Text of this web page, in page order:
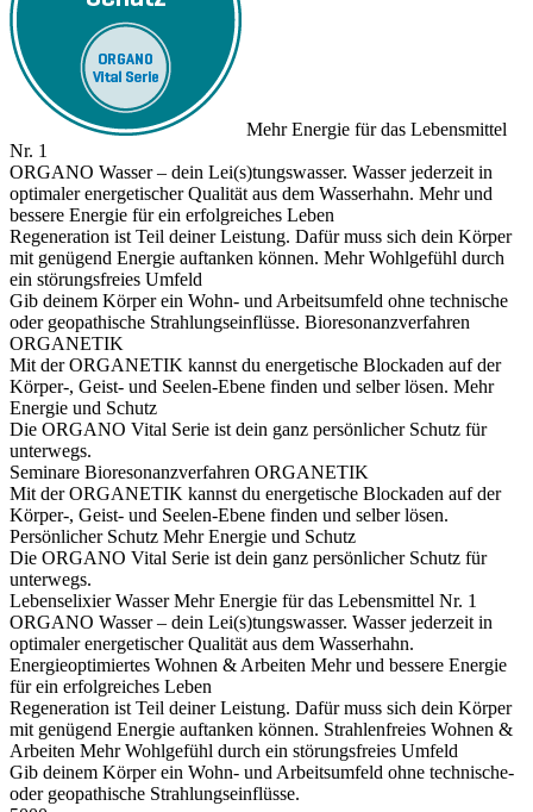
Mehr Energie für das Lebensmittel
Nr. 1
ORGANO Wasser – dein Lei(s)tungswasser. Wasser jederzeit in
optimaler energetischer Qualität aus dem Wasserhahn. Mehr und
bessere Energie für ein erfolgreiches Leben
Regeneration ist Teil deiner Leistung. Dafür muss sich dein Körper
mit genügend Energie auftanken können. Mehr Wohlgefühl durch
ein störungsfreies Umfeld
Gib deinem Körper ein Wohn- und Arbeitsumfeld ohne technische
oder geopathische Strahlungseinflüsse. Bioresonanzverfahren
ORGANETIK
Mit der ORGANETIK kannst du energetische Blockaden auf der
Körper-, Geist- und Seelen-Ebene finden und selber lösen. Mehr
Energie und Schutz
Die ORGANO Vital Serie ist dein ganz persönlicher Schutz für
unterwegs.
Seminare Bioresonanzverfahren ORGANETIK
Mit der ORGANETIK kannst du energetische Blockaden auf der
Körper-, Geist- und Seelen-Ebene finden und selber lösen.
Persönlicher Schutz Mehr Energie und Schutz
Die ORGANO Vital Serie ist dein ganz persönlicher Schutz für
unterwegs.
Lebenselixier Wasser Mehr Energie für das Lebensmittel Nr. 1
ORGANO Wasser – dein Lei(s)tungswasser. Wasser jederzeit in
optimaler energetischer Qualität aus dem Wasserhahn.
Energieoptimiertes Wohnen & Arbeiten Mehr und bessere Energie
für ein erfolgreiches Leben
Regeneration ist Teil deiner Leistung. Dafür muss sich dein Körper
mit genügend Energie auftanken können. Strahlenfreies Wohnen &
Arbeiten Mehr Wohlgefühl durch ein störungsfreies Umfeld
Gib deinem Körper ein Wohn- und Arbeitsumfeld ohne technische-
oder geopathische Strahlungseinflüsse.